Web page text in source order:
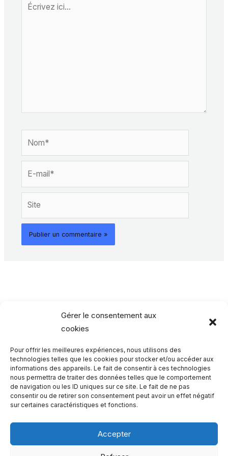
Gérer le consentement aux
cookies
Pour offrir les meilleures expériences, nous utilisons des
technologies telles que les cookies pour stocker et/ou accéder aux
informations des appareils. Le fait de consentir à ces technologies
nous permettra de traiter des données telles que le comportement
de navigation ou les ID uniques sur ce site. Le fait de ne pas
consentir ou de retirer son consentement peut avoir un effet négatif
sur certaines caractéristiques et fonctions.
Accepter
Rechercher…
R
e
e
Qui sommes-nous ?